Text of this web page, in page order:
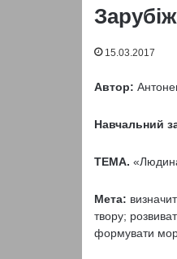
15.03.2017
Автор:
Навчальний
ТЕМА.
Мета:
твору;
формувати